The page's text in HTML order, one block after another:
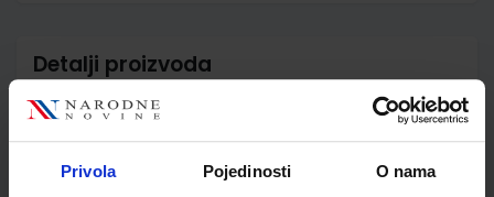
Privola Pojedinosti O nama
Detalji proizvoda
Šifra proizvoda